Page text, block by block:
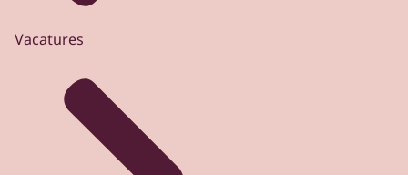
Vacatures